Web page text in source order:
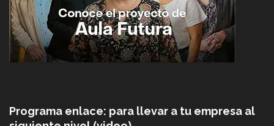
Programa enlace: para llevar a tu empresa al